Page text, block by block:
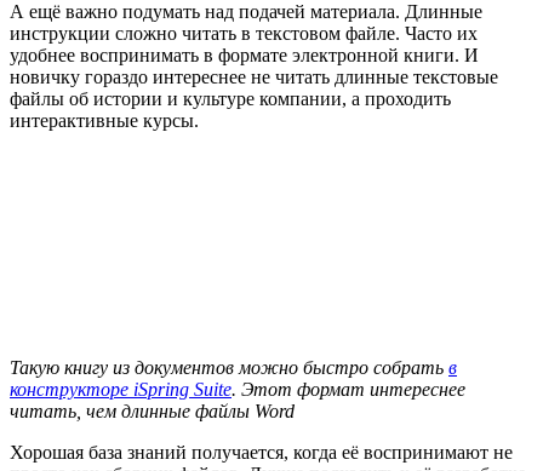
А ещё важно подумать над подачей материала. Длинные
инструкции сложно читать в текстовом файле. Часто их
удобнее воспринимать в формате электронной книги. И
новичку гораздо интереснее не читать длинные текстовые
файлы об истории и культуре компании, а проходить
интерактивные курсы.
Такую книгу из документов можно быстро собрать в
конструкторе iSpring Suite. Этот формат интереснее
читать, чем длинные файлы Word
Хорошая база знаний получается, когда её воспринимают не